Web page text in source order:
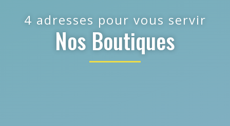
4 adresses pour vous servir
Nos Boutiques